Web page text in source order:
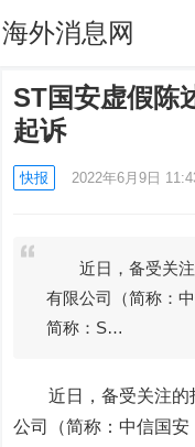
海外消息网
ST国安虚假陈
起诉
快报 2022年6月9日
近日，备受关注
有限公司（简称：
简称：S…
近日，备受关注的
公司（简称：中信国安